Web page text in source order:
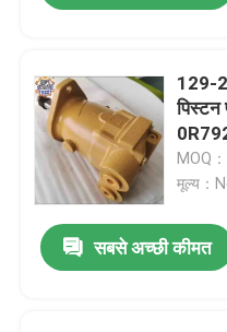
घर
129-
MOQ
मूल्य：
सबसे अच्छी कीमत